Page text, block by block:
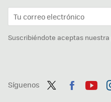
Suscribiéndote aceptas nuestra
Síguenos